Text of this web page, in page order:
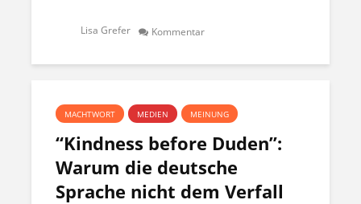
Lisa Grefer Kommentar
MACHTWORT MEDIEN MEINUNG
“Kindness before Duden”:
Warum die deutsche
Sprache nicht dem Verfall